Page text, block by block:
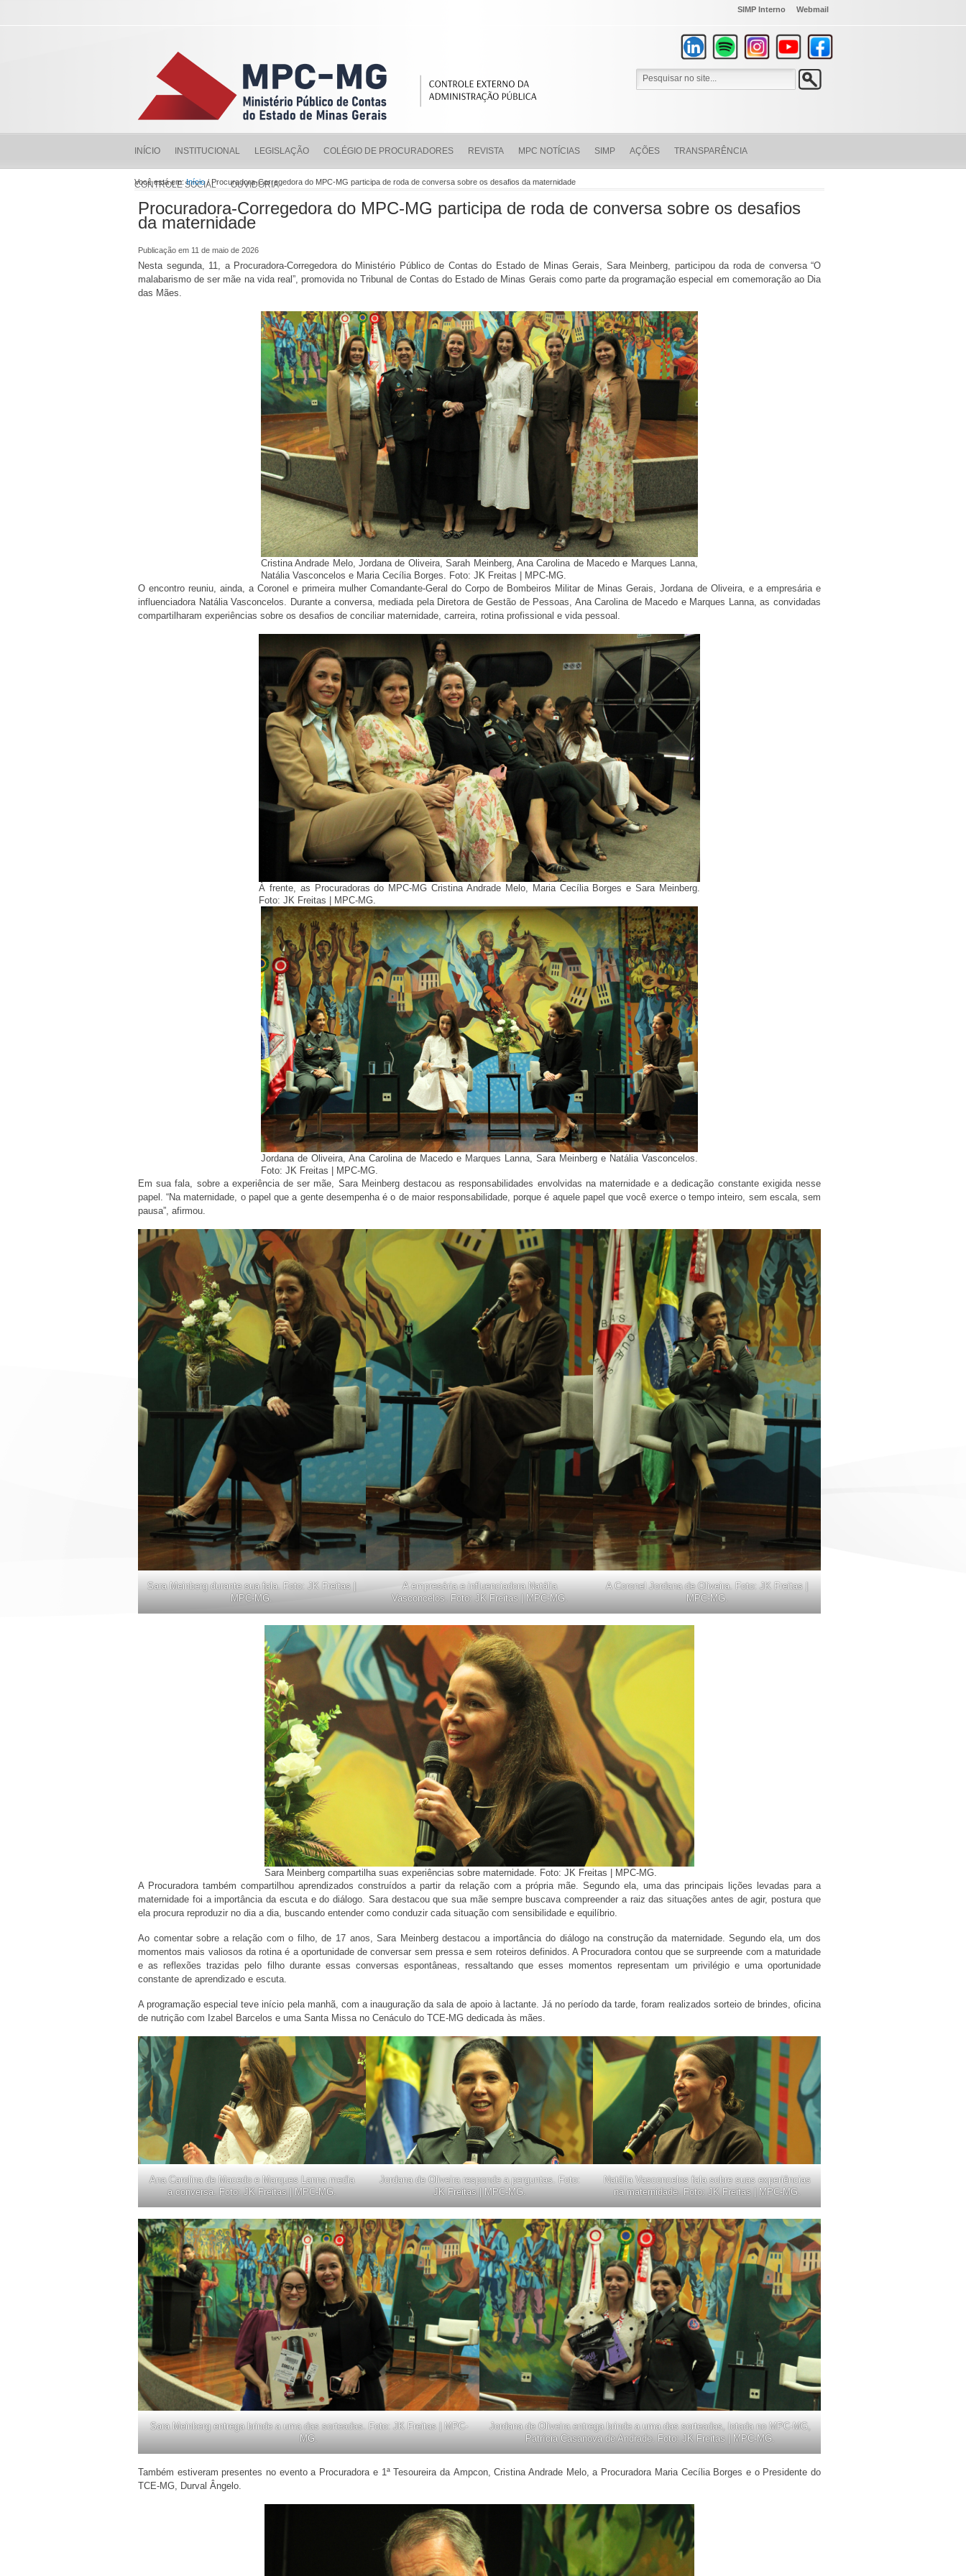
SIMP Interno Webmail
INÍCIO INSTITUCIONAL LEGISLAÇÃO COLÉGIO DE PROCURADORES REVISTA MPC NOTÍCIAS SIMP AÇÕES TRANSPARÊNCIA
CONTROLE SOCIAL OUVIDORIA
Você está em:Início/ Procuradora-Corregedora do MPC-MG participa de roda de conversa sobre os desafios da maternidade
Procuradora-Corregedora do MPC-MG participa de roda de conversa sobre os desafios
da maternidade
Publicação em 11 de maio de 2026
Nesta segunda, 11, a Procuradora-Corregedora do Ministério Público de Contas do Estado de Minas Gerais, Sara Meinberg, participou da roda de conversa “O
malabarismo de ser mãe na vida real”, promovida no Tribunal de Contas do Estado de Minas Gerais como parte da programação especial em comemoração ao Dia
das Mães.
Cristina Andrade Melo, Jordana de Oliveira, Sarah Meinberg, Ana Carolina de Macedo e Marques Lanna,
Natália Vasconcelos e Maria Cecília Borges. Foto: JK Freitas | MPC-MG.
O encontro reuniu, ainda, a Coronel e primeira mulher Comandante-Geral do Corpo de Bombeiros Militar de Minas Gerais, Jordana de Oliveira, e a empresária e
influenciadora Natália Vasconcelos. Durante a conversa, mediada pela Diretora de Gestão de Pessoas, Ana Carolina de Macedo e Marques Lanna, as convidadas
compartilharam experiências sobre os desafios de conciliar maternidade, carreira, rotina profissional e vida pessoal.
À frente, as Procuradoras do MPC-MG Cristina Andrade Melo, Maria Cecília Borges e Sara Meinberg.
Foto: JK Freitas | MPC-MG.
Jordana de Oliveira, Ana Carolina de Macedo e Marques Lanna, Sara Meinberg e Natália Vasconcelos.
Foto: JK Freitas | MPC-MG.
Em sua fala, sobre a experiência de ser mãe, Sara Meinberg destacou as responsabilidades envolvidas na maternidade e a dedicação constante exigida nesse
papel. “Na maternidade, o papel que a gente desempenha é o de maior responsabilidade, porque é aquele papel que você exerce o tempo inteiro, sem escala, sem
pausa”, afirmou.
Sara Meinberg durante sua fala. Foto: JK Freitas |
MPC-MG.
A empresária e influenciadora Natália
Vasconcelos. Foto: JK Freitas | MPC-MG.
A Coronel Jordana de Oliveira. Foto: JK Freitas |
MPC-MG.
Sara Meinberg compartilha suas experiências sobre maternidade. Foto: JK Freitas | MPC-MG.
A Procuradora também compartilhou aprendizados construídos a partir da relação com a própria mãe. Segundo ela, uma das principais lições levadas para a
maternidade foi a importância da escuta e do diálogo. Sara destacou que sua mãe sempre buscava compreender a raiz das situações antes de agir, postura que
ela procura reproduzir no dia a dia, buscando entender como conduzir cada situação com sensibilidade e equilíbrio.
Ao comentar sobre a relação com o filho, de 17 anos, Sara Meinberg destacou a importância do diálogo na construção da maternidade. Segundo ela, um dos
momentos mais valiosos da rotina é a oportunidade de conversar sem pressa e sem roteiros definidos. A Procuradora contou que se surpreende com a maturidade
e as reflexões trazidas pelo filho durante essas conversas espontâneas, ressaltando que esses momentos representam um privilégio e uma oportunidade
constante de aprendizado e escuta.
A programação especial teve início pela manhã, com a inauguração da sala de apoio à lactante. Já no período da tarde, foram realizados sorteio de brindes, oficina
de nutrição com Izabel Barcelos e uma Santa Missa no Cenáculo do TCE-MG dedicada às mães.
Ana Carolina de Macedo e Marques Lanna media
a conversa. Foto: JK Freitas | MPC-MG.
Jordana de Oliveira responde a perguntas. Foto:
JK Freitas | MPC-MG.
Natália Vasconcelos fala sobre suas experiências
na maternidade. Foto: JK Freitas | MPC-MG.
Sara Meinberg entrega brinde a uma das sorteadas. Foto: JK Freitas | MPC-
MG.
Jordana de Oliveira entrega brinde a uma das sorteadas, lotada no MPC-MG,
Patrícia Casanova de Andrade. Foto: JK Freitas | MPC-MG.
Também estiveram presentes no evento a Procuradora e 1ª Tesoureira da Ampcon, Cristina Andrade Melo, a Procuradora Maria Cecília Borges e o Presidente do
TCE-MG, Durval Ângelo.